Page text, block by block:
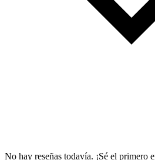
No hay reseñas todavía. ¡Sé el primero